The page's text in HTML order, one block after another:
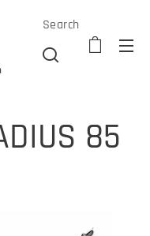
Search
85